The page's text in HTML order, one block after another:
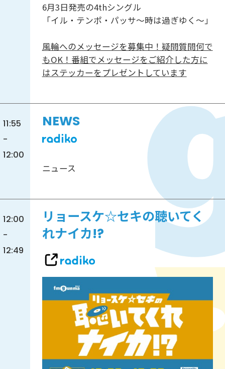
6月3日発売の4thシングル
「イル・テンポ・パッサ～時は過ぎゆく～」
風輪へのメッセージを募集中！疑問質問何で
もOK！番組でメッセージをご紹介した方に
はステッカーをプレゼントしています
11:55
-
12:00
NEWS
ニュース
12:00
-
12:49
リョースケ☆セキの聴いてく
れナイカ!?